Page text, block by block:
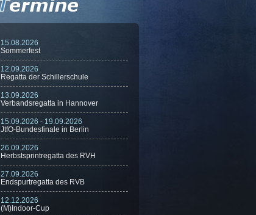
15.08.2026
Sommerfest
12.09.2026
Regatta der Schillerschule
13.09.2026
Verbandsregatta in Hannover
15.09.2026 - 19.09.2026
JtfO-Bundesfinale in Berlin
26.09.2026
Herbstsprintregatta des RVH
27.09.2026
Endspurtregatta des RVB
12.12.2026
(M)Indoor-Cup